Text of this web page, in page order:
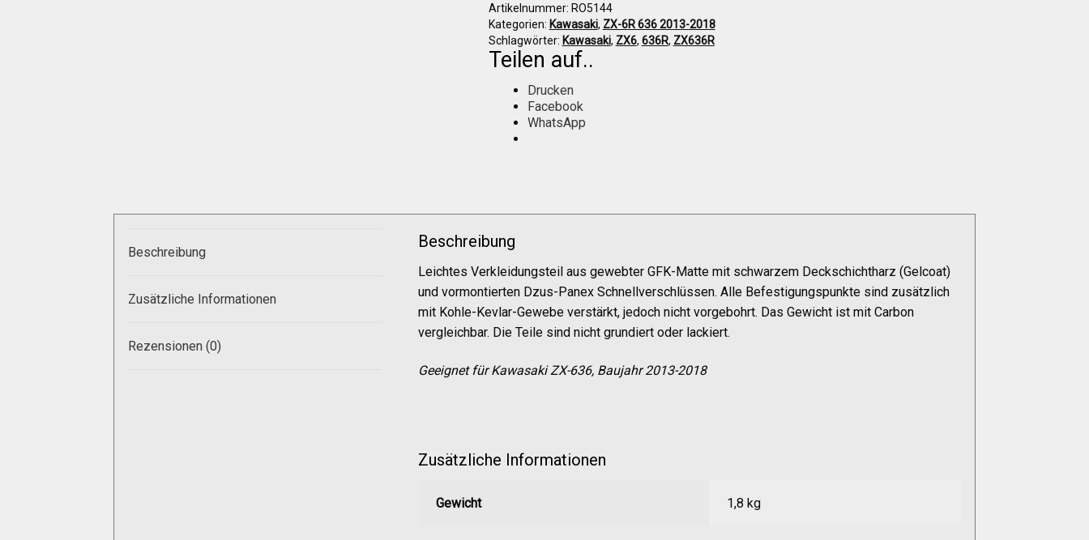
(ohne
Polster)
Menge
Artikelnummer: RO5144
Kategorien: Kawasaki, ZX-6R 636 2013-2018
Schlagwörter: Kawasaki, ZX6, 636R, ZX636R
Teilen auf..
Drucken
Facebook
WhatsApp
Beschreibung
Zusätzliche Informationen
Rezensionen (0)
Beschreibung
Leichtes Verkleidungsteil aus gewebter GFK-Matte mit schwarzem Deckschichtharz (Gelcoat)
und vormontierten Dzus-Panex Schnellverschlüssen. Alle Befestigungspunkte sind zusätzlich
mit Kohle-Kevlar-Gewebe verstärkt, jedoch nicht vorgebohrt. Das Gewicht ist mit Carbon
vergleichbar. Die Teile sind nicht grundiert oder lackiert.
Geeignet für Kawasaki ZX-636, Baujahr 2013-2018
Zusätzliche Informationen
Gewicht 1,8 kg